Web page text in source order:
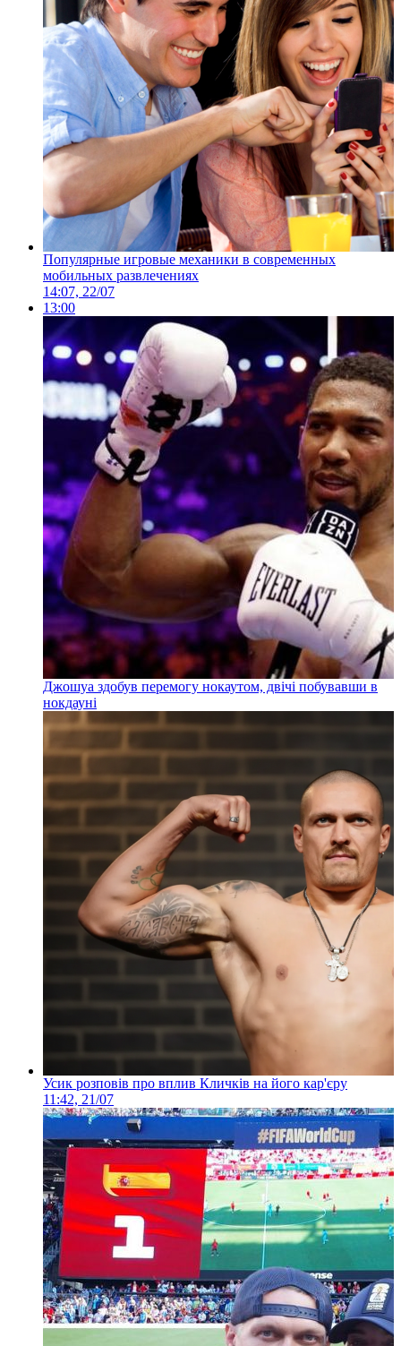
Популярные игровые механики в современных
мобильных развлечениях
14:07, 22/07
13:00
Джошуа здобув перемогу нокаутом, двічі побувавши в
нокдауні
Усик розповів про вплив Кличків на його кар'єру
11:42, 21/07